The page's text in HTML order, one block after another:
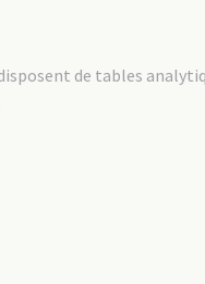
de tables